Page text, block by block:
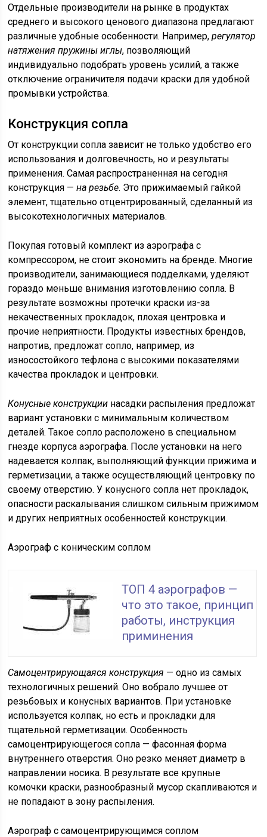
Отдельные производители на рынке в продуктах
среднего и высокого ценового диапазона предлагают
различные удобные особенности. Например,регулятор
натяжения пружины иглы, позволяющий
индивидуально подобрать уровень усилий, а также
отключение ограничителя подачи краски для удобной
промывки устройства.
Конструкция сопла
От конструкции сопла зависит не только удобство его
использования и долговечность, но и результаты
применения. Самая распространенная на сегодня
конструкция —на резьбе. Это прижимаемый гайкой
элемент, тщательно отцентрированный, сделанный из
высокотехнологичных материалов.
Покупая готовый комплект из аэрографа с
компрессором, не стоит экономить на бренде. Многие
производители, занимающиеся подделками, уделяют
гораздо меньше внимания изготовлению сопла. В
результате возможны протечки краски из-за
некачественных прокладок, плохая центровка и
прочие неприятности. Продукты известных брендов,
напротив, предложат сопло, например, из
износостойкого тефлона с высокими показателями
качества прокладок и центровки.
Конусные конструкции насадки распыления предложат
вариант установки с минимальным количеством
деталей. Такое сопло расположено в специальном
гнезде корпуса аэрографа. После установки на него
надевается колпак, выполняющий функции прижима и
герметизации, а также осуществляющий центровку по
своему отверстию. У конусного сопла нет прокладок,
опасности раскалывания слишком сильным прижимом
и других неприятных особенностей конструкции.
Аэрограф с коническим соплом
ТОП 4 аэрографов —
что это такое, принцип
работы, инструкция
приминения
Самоцентрирующаяся конструкция — одно из самых
технологичных решений. Оно вобрало лучшее от
резьбовых и конусных вариантов. При установке
используется колпак, но есть и прокладки для
тщательной герметизации. Особенность
самоцентрирующегося сопла — фасонная форма
внутреннего отверстия. Оно резко меняет диаметр в
направлении носика. В результате все крупные
комочки краски, разнообразный мусор скапливаются и
не попадают в зону распыления.
Аэрограф с самоцентрирующимся соплом